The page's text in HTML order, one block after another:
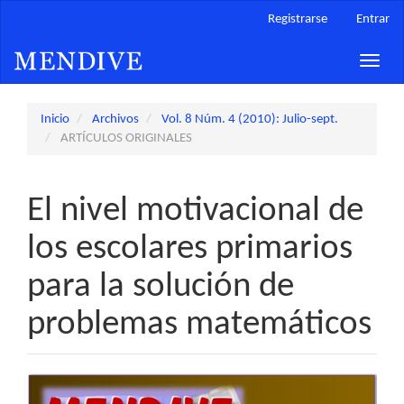
principal
Barra
Registrarse Entrar
Toggle
Inicio Archivos
Vol. 8 Núm. 4 (2010): Julio-sept.
ARTÍCULOS ORIGINALES
El nivel motivacional de
los escolares primarios
para la solución de
problemas matemáticos
Barra